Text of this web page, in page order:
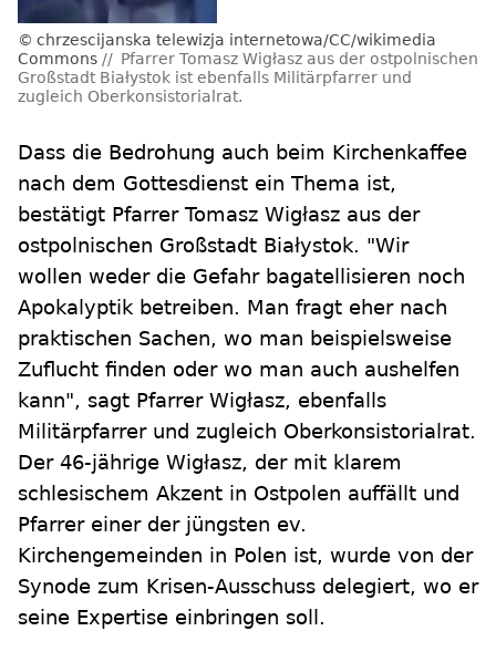
chrzescijanska telewizja internetowa/CC/wikimedia
Commons
Pfarrer Tomasz Wigłasz aus der ostpolnischen
Großstadt Białystok ist ebenfalls Militärpfarrer und
zugleich Oberkonsistorialrat.
Dass die Bedrohung auch beim Kirchenkaffee
nach dem Gottesdienst ein Thema ist,
bestätigt Pfarrer Tomasz Wigłasz aus der
ostpolnischen Großstadt Białystok. "Wir
wollen weder die Gefahr bagatellisieren noch
Apokalyptik betreiben. Man fragt eher nach
praktischen Sachen, wo man beispielsweise
Zuflucht finden oder wo man auch aushelfen
kann", sagt Pfarrer Wigłasz, ebenfalls
Militärpfarrer und zugleich Oberkonsistorialrat.
Der 46-jährige Wigłasz, der mit klarem
schlesischem Akzent in Ostpolen auffällt und
Pfarrer einer der jüngsten ev.
Kirchengemeinden in Polen ist, wurde von der
Synode zum Krisen-Ausschuss delegiert, wo er
seine Expertise einbringen soll.